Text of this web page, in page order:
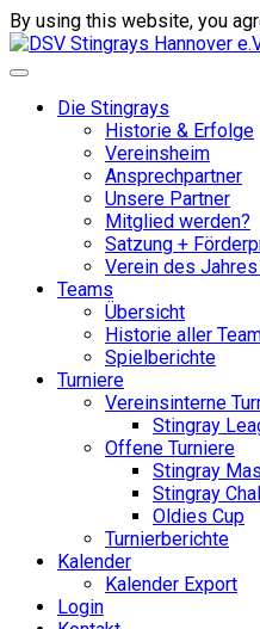
By using this website, you
Die Stingrays
Historie & Erfolge
Vereinsheim
Ansprechpartner
Unsere Partner
Mitglied werden?
Satzung +
Verein des
Teams
Übersicht
Historie aller
Spielberichte
Turniere
Vereinsinterne
Stingray
Offene Turniere
Stingray
Stingray
Oldies Cup
Turnierberichte
Kalender
Kalender Export
Login